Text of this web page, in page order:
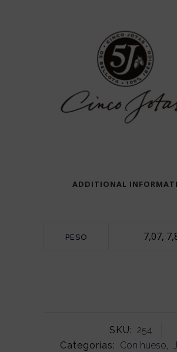
ADDITIONAL
PESO 7,07,
SKU: 254
Categorías: Con hueso